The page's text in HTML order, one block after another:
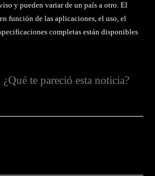
y pueden variar de un país a otro. El
función de las aplicaciones, el uso, el
completas están disponibles
¿Qué te pareció esta noticia?